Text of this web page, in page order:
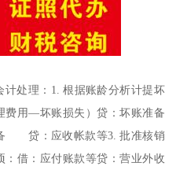
处理：1. 根据账龄分析计提坏
费用—坏账损失）贷：坏账准备
贷：应收帐款等3. 批准核销
借：应付账款等贷：营业外收